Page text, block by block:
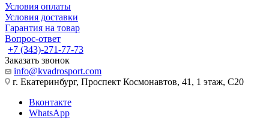
Условия оплаты
Условия доставки
Гарантия на товар
Вопрос-ответ
+7 (343)-271-77-73
Заказать звонок
info@kvadrosport.com
г. Екатеринбург, Проспект Космонавтов, 41, 1 этаж, С20
Вконтакте
WhatsApp